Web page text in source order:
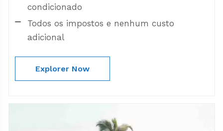
condicionado
Todos os impostos e nenhum custo
adicional
Explorer Now